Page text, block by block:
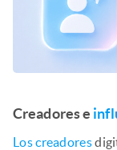
Creadorese
Los creadores